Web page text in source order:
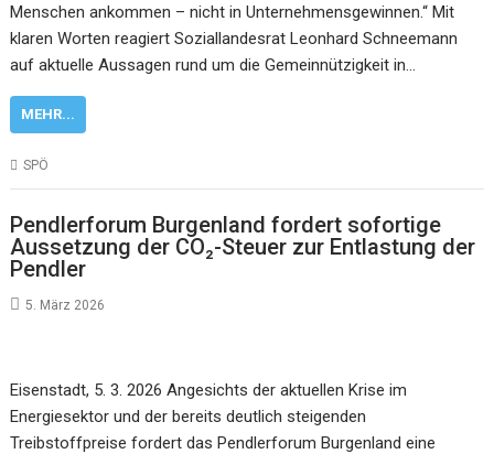
Menschen ankommen – nicht in Unternehmensgewinnen.“ Mit
klaren Worten reagiert Soziallandesrat Leonhard Schneemann
auf aktuelle Aussagen rund um die Gemeinnützigkeit in…
MEHR...
SPÖ
Pendlerforum Burgenland fordert sofortige
Aussetzung der CO₂-Steuer zur Entlastung der
Pendler
5. März 2026
Eisenstadt, 5. 3. 2026 Angesichts der aktuellen Krise im
Energiesektor und der bereits deutlich steigenden
Treibstoffpreise fordert das Pendlerforum Burgenland eine